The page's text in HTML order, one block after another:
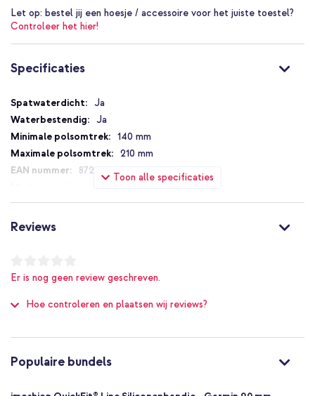
Met 1 jaar garantie
watch.
Let op: bestel jij een hoesje / accessoire voor het juiste toestel?
Controleer het hier!
Specificaties
Toon alle specificaties
Specificaties
Ja
Ja
140 mm
210 mm
8721064048068
1009301
Garmin
Smartwatch bandje
Geen
Reviews
Er is nog geen review geschreven.
Hoe controleren en plaatsen wij reviews?
Populaire bundels